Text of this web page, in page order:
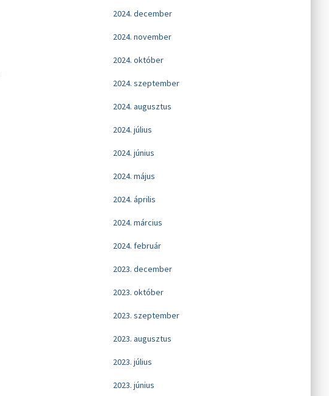
2024. december
2024. november
2024. október
2024. szeptember
2024. augusztus
2024. július
2024. június
2024. május
2024. április
2024. március
2024. február
2023. december
2023. október
2023. szeptember
2023. augusztus
2023. július
2023. június